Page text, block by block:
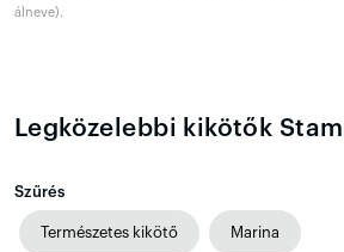
álneve).
Legközelebbi kikötők
Szűrés
Természetes kikötő Marina